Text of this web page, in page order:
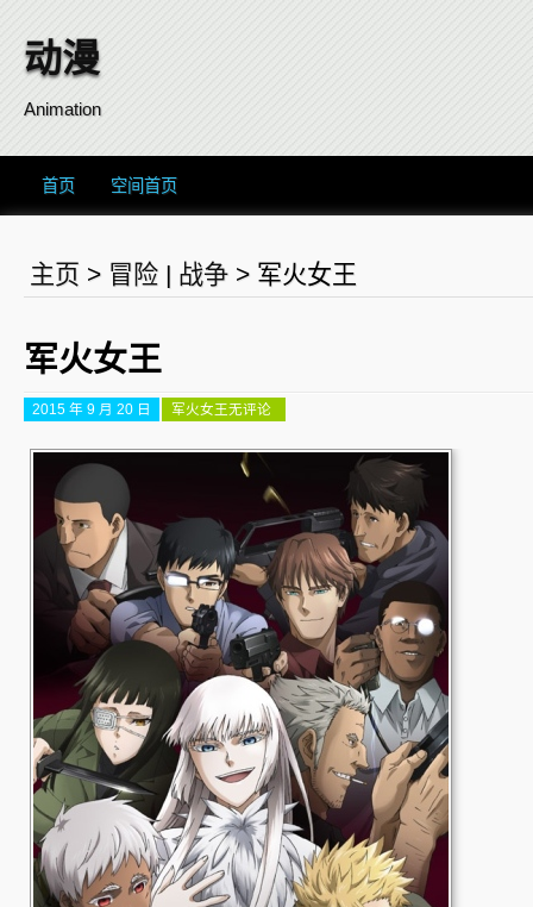
动漫
Animation
首页 空间首页
主页 > 冒险 | 战争 > 军火女王
军火女王
2015 年 9 月 20 日 军火女王无评论